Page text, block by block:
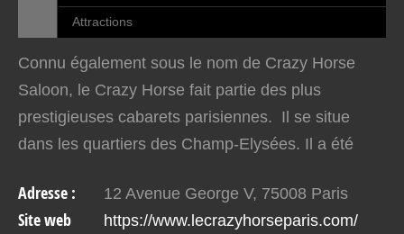
Attractions
Connu également sous le nom de Crazy Horse
Saloon, le Crazy Horse fait partie des plus
prestigieuses cabarets parisiennes. Il se situe
dans les quartiers des Champ-Elysées. Il a été
chef Sioux…
Adresse : 12 Avenue George V, 75008 Paris
Site web https://www.lecrazyhorseparis.com/